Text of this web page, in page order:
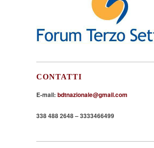
CONTATTI
E-mail: bdtnazionale@gmail.com
338 488 2648 – 3333466499